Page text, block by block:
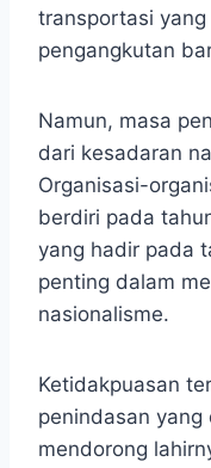
transportasi
pengangkutan
Namun, masa
dari kesadaran
Organisasi-
berdiri pada
yang hadir pada
penting dalam
nasionalisme.
Ketidakpuasan
penindasan
mendorong